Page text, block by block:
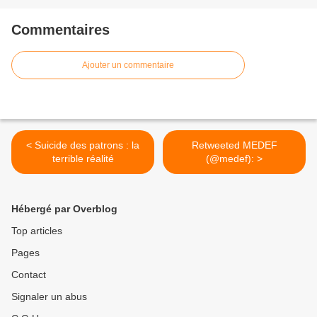
Commentaires
Ajouter un commentaire
< Suicide des patrons : la
terrible réalité
Retweeted MEDEF
(@medef): >
Hébergé par Overblog
Top articles
Pages
Contact
Signaler un abus